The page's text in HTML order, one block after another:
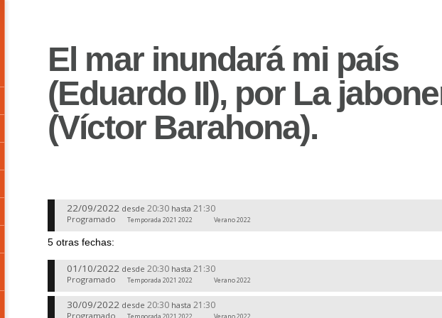
El mar inundará mi país
(Eduardo II), por La
(Víctor Barahona).
22/09/2022 desde 20:30 hasta 21:30
Programado Temporada 2021 2022 Verano 2022
5 otras fechas:
01/10/2022 desde 20:30 hasta 21:30
Programado Temporada 2021 2022 Verano 2022
30/09/2022 desde 20:30 hasta 21:30
Programado